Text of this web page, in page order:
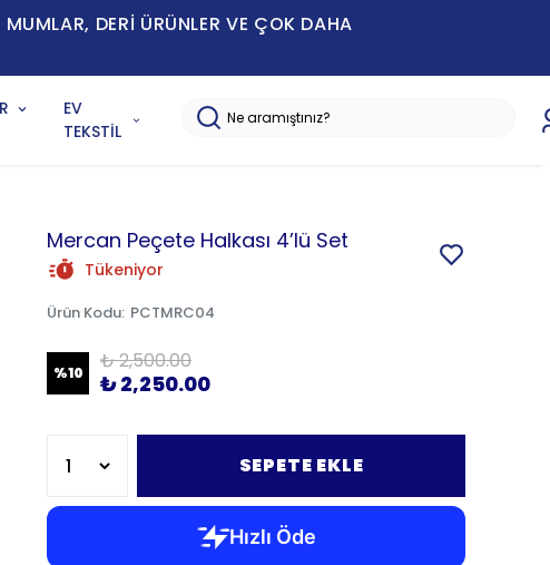
DERİ ÜRÜNLER VE ÇOK DAHA
EV
TEKSTİL
Mercan Peçete Halkası 4’lü Set
Tükeniyor
Ürün Kodu: PCTMRC04
%10 ₺ 2,500.00
₺ 2,250.00
SEPETE EKLE